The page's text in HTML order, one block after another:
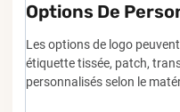
Options De
Les options de logo
étiquette tissée, patch,
personnalisés selon le